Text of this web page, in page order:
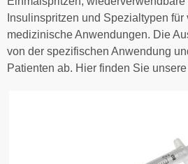
Insulinspritzen und Spezialtypen
medizinische Anwendungen. Die
von der spezifischen Anwendung
Patienten ab. Hier finden Sie